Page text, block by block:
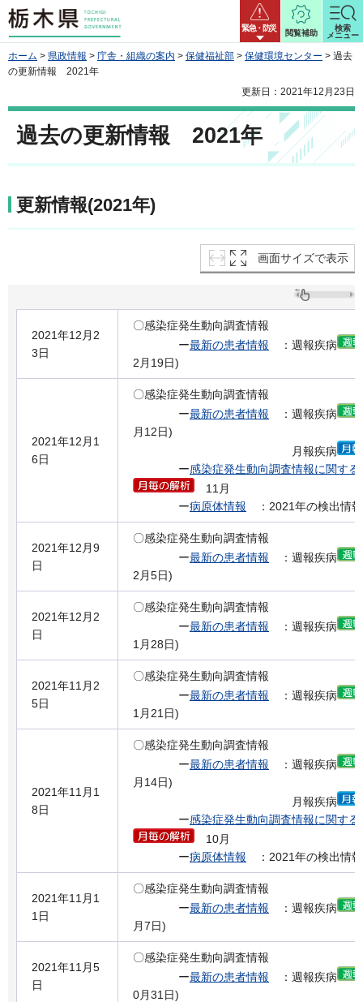
栃木県 緊急・防災
閲覧補助
検索
メニュー
ホーム > 県政情報 > 庁舎・組織の案内 > 保健福祉部 > 保健環境センター > 過去
の更新情報 2021年
更新日：2021年12月23日
過去の更新情報 2021年
更新情報(2021年)
画面サイズで表示
2021年12月2
3日
〇感染症発生動向調査情報
ー最新の患者情報 ：週報疾病
2月19日)
2021年12月1
6日
〇感染症発生動向調査情報
ー最新の患者情報 ：週報疾病
月12日)
月報疾病
ー感染症発生動向調査情報に関す
11月
ー病原体情報 ：2021年の検出情報
2021年12月9
日
〇感染症発生動向調査情報
ー最新の患者情報 ：週報疾病
2月5日)
2021年12月2
日
〇感染症発生動向調査情報
ー最新の患者情報 ：週報疾病
1月28日)
2021年11月2
5日
〇感染症発生動向調査情報
ー最新の患者情報 ：週報疾病
1月21日)
2021年11月1
8日
〇感染症発生動向調査情報
ー最新の患者情報 ：週報疾病
月14日)
月報疾病
ー感染症発生動向調査情報に関す
10月
ー病原体情報 ：2021年の検出情報
2021年11月1
1日
〇感染症発生動向調査情報
ー最新の患者情報 ：週報疾病
月7日)
2021年11月5
日
〇感染症発生動向調査情報
ー最新の患者情報 ：週報疾病
0月31日)